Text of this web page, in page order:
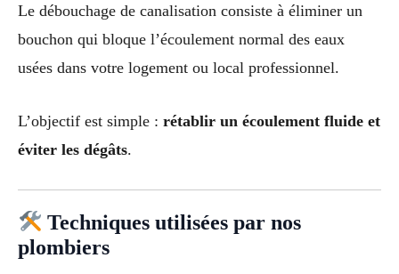
Le débouchage de canalisation consiste à éliminer un
bouchon qui bloque l’écoulement normal des eaux
usées dans votre logement ou local professionnel.
L’objectif est simple : rétablir un écoulement fluide et
éviter les dégâts.
Techniques utilisées par nos
plombiers